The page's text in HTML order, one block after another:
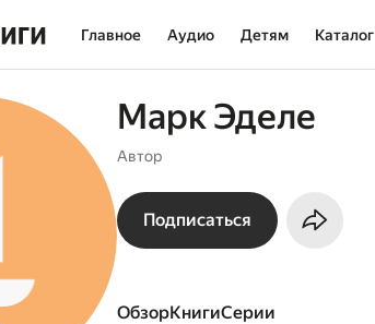
Главное Аудио Детям Каталог
Марк Эделе
Автор
Подписаться
Обзор книги серии